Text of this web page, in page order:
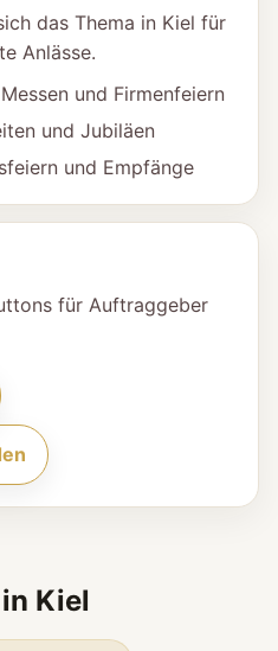
das Thema in Kiel für
Anlässe.
und Firmenfeiern
und Jubiläen
und Empfänge
für Auftraggeber
Kiel